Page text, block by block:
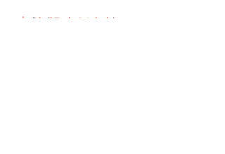
İndirimli Toplu Satışlar için: